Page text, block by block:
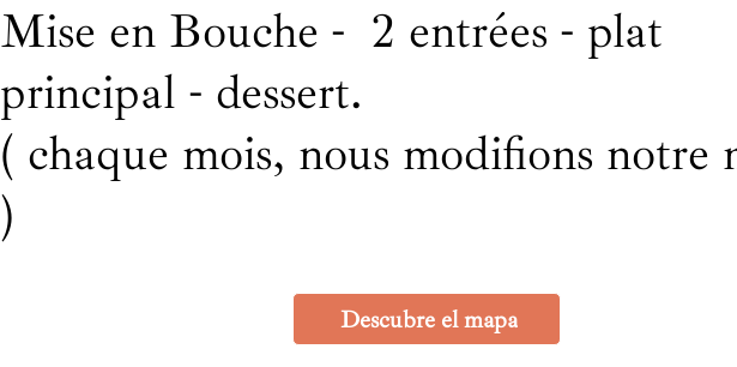
Mise en Bouche - 2 entrées - plat
principal - dessert.
( chaque mois, nous modifions notre
)
Descubre el mapa